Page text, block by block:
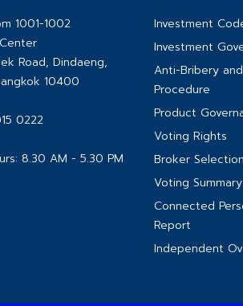
1001-1002
Road, Dindaeng,
10400
0222
8.30 AM - 5.30 PM
Investment
Investment
Anti-Bribery
Procedure
Product
Voting Rights
Broker
Voting
Connected
Report
Independent